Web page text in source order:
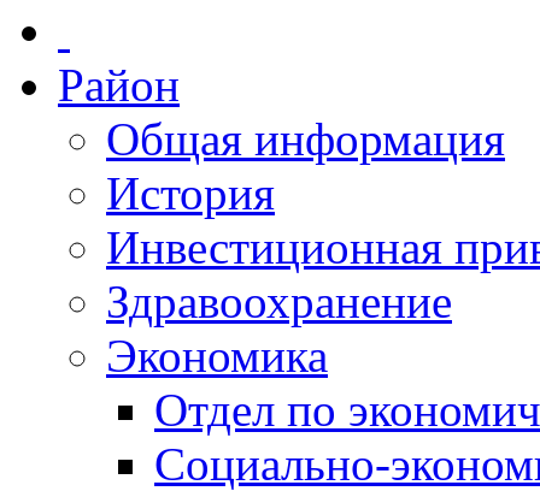
Район
Общая информация
История
Инвестиционная
Здравоохранение
Экономика
Отдел по
Социально-